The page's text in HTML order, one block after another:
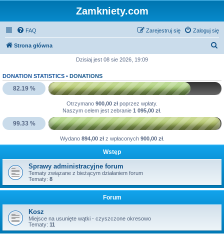
Zamkniety.com
FAQ Zaloguj się
Zarejestruj się
Strona główna
k
a
Dzisiaj jest 08 sie 2026, 19:09
DONATION STATISTICS • DONATIONS
82.19 %
Otrzymano 900,00 zł poprzez wpłaty.
Naszym celem jest zebranie 1 095,00 zł
99.33 %
Wydano 894,00 złz wpłaconych 900,00 zł.
Wstęp
Sprawy administracyjne forum
Tematy związane z bieżącym działaniem forum
Tematy: 8
Forum
Kosz
Miejsce na usunięte wątki - czyszczone okresowo
Tematy: 11